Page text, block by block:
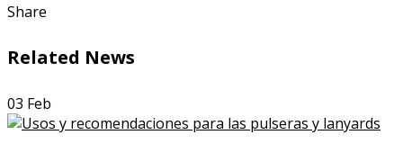
Share
Related News
03 Feb